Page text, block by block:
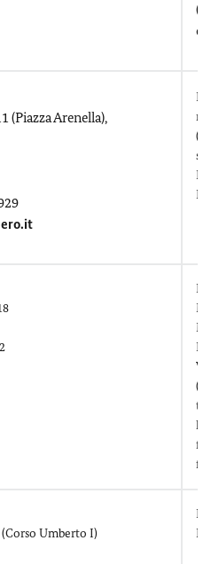
(Piazza Arenella),
Umberto I)